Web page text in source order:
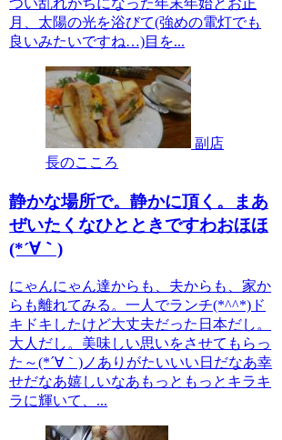
つい乱れがちになった年末年始とお正
月、太陽の光を浴びて(強めの電灯でも
良いみたいですね…)目を...
副店
長のこころ
静かな場所で。静かに頂く。まあ
ぜいたくなひとときですわおほほ
(*´∀｀)
にゃんにゃん達からも、夫からも、家か
らも離れてみる。一人でランチ(*^^*)ド
キドキしたけど大丈夫だった日本だし。
大人だし。美味しい思いをさせてもらっ
た～(*´∀｀)ノありがたいいい日だなあ幸
せだなあ嬉しいなあもっともっとキラキ
ラに輝いて、...